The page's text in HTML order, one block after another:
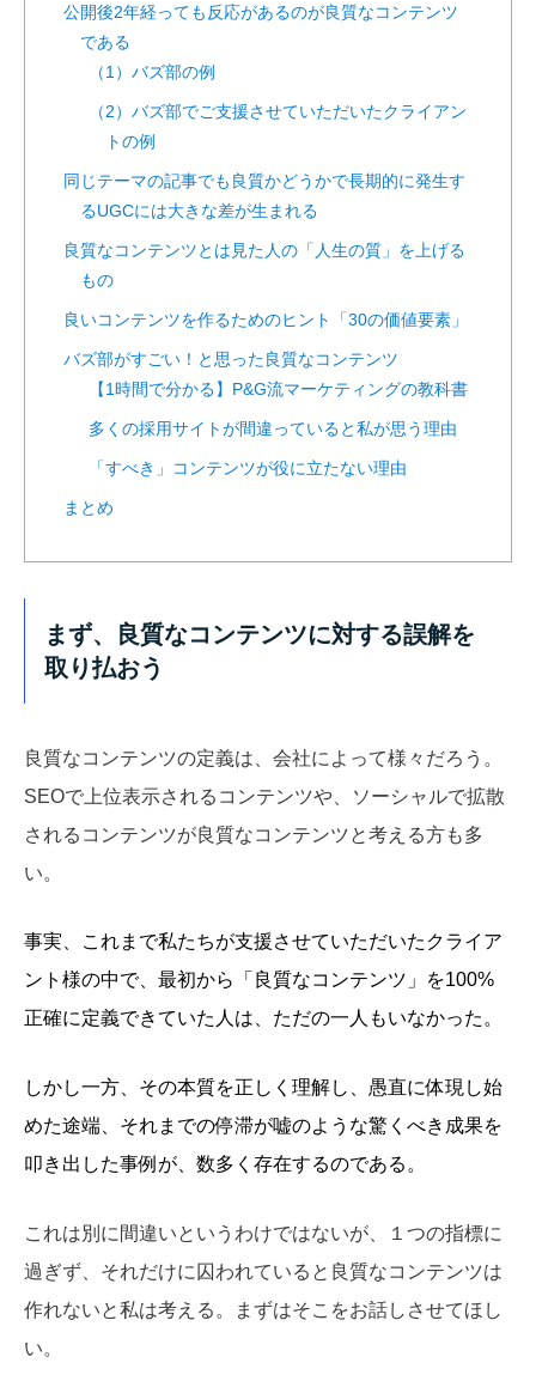
公開後2年経っても反応があるのが良質なコンテンツ
である
（1）バズ部の例
（2）バズ部でご支援させていただいたクライアン
トの例
同じテーマの記事でも良質かどうかで長期的に発生す
るUGCには大きな差が生まれる
良質なコンテンツとは見た人の「人生の質」を上げる
もの
良いコンテンツを作るためのヒント「30の価値要素」
バズ部がすごい！と思った良質なコンテンツ
【1時間で分かる】P&G流マーケティングの教科書
多くの採用サイトが間違っていると私が思う理由
「すべき」コンテンツが役に立たない理由
まとめ
まず、良質なコンテンツに対する誤解を
取り払おう
良質なコンテンツの定義は、会社によって様々だろう。
SEOで上位表示されるコンテンツや、ソーシャルで拡散
されるコンテンツが良質なコンテンツと考える方も多
い。
事実、これまで私たちが支援させていただいたクライア
ント様の中で、最初から「良質なコンテンツ」を100%
正確に定義できていた人は、ただの一人もいなかった。
しかし一方、その本質を正しく理解し、愚直に体現し始
めた途端、それまでの停滞が嘘のような驚くべき成果を
叩き出した事例が、数多く存在するのである。
これは別に間違いというわけではないが、１つの指標に
過ぎず、それだけに囚われていると良質なコンテンツは
作れないと私は考える。まずはそこをお話しさせてほし
い。